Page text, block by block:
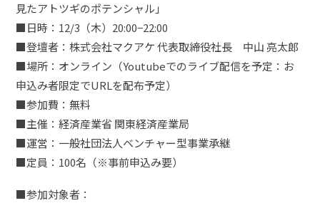
見たアトツギのポテンシャル」
■日時：12/3（木）20:00−22:00
■登壇者：株式会社マクアケ 代表取締役社長 中山 亮太郎
■場所：オンライン（Youtubeでのライブ配信を予定：お
申込み者限定でURLを配布予定）
■参加費：無料
■主催：経済産業省 関東経済産業局
■運営：一般社団法人ベンチャー型事業承継
■定員：100名（※事前申込み要）
■参加対象者：